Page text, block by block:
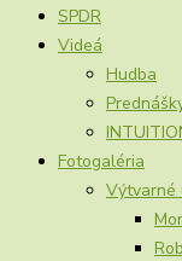
SPDR
Videá
Hudba
Fotogaléria
Výtvarné